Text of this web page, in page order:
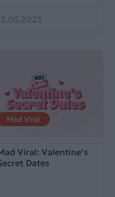
Mad Viral
Viral: Valentine’s
Dates